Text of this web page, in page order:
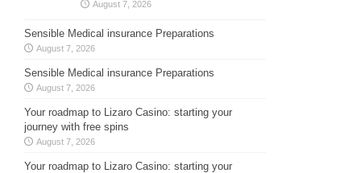
August 7, 2026
Sensible Medical insurance Preparations
August 7, 2026
Sensible Medical insurance Preparations
August 7, 2026
Your roadmap to Lizaro Casino: starting your
journey with free spins
August 7, 2026
Your roadmap to Lizaro Casino: starting your